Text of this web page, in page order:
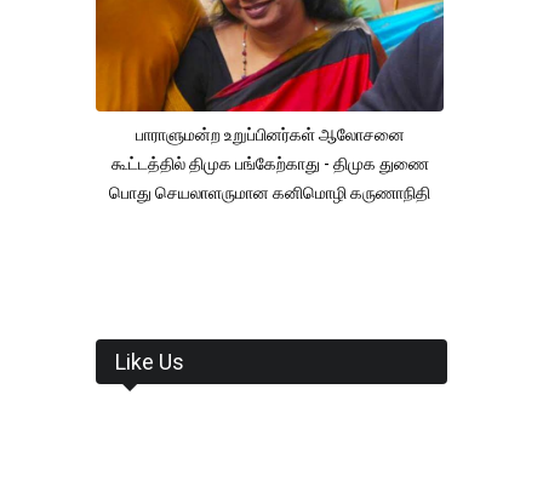
பாராளுமன்ற உறுப்பினர்கள் ஆலோசனை
கூட்டத்தில் திமுக பங்கேற்காது - திமுக துணை
பொது செயலாளருமான கனிமொழி கருணாநிதி
Like Us